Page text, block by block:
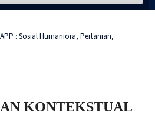
: Sosial Humaniora, Pertanian,
KONTEKSTUAL